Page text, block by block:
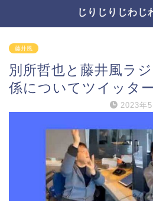
じりじりじわじ
藤井風
別所哲也と藤井風ラ
係についてツイッタ
2023年